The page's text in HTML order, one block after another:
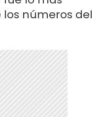
los números del